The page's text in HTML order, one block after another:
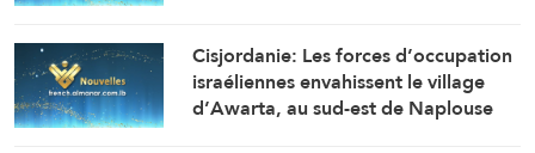
Cisjordanie: Les forces d’occupation
israéliennes envahissent le village
d’Awarta, au sud-est de Naplouse